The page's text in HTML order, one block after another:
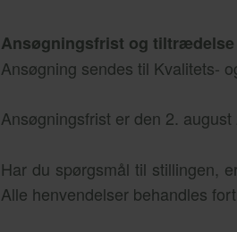
Ansøgningsfrist og tiltrædelse
Ansøgning sendes til Kvalitets-
Ansøgningsfrist er den 2. august
Har du spørgsmål til stillingen,
Alle henvendelser behandles